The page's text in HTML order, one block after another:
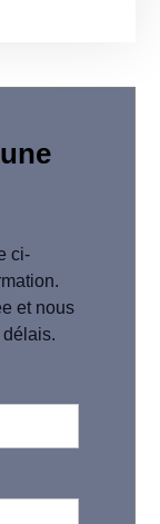
ci-
et nous